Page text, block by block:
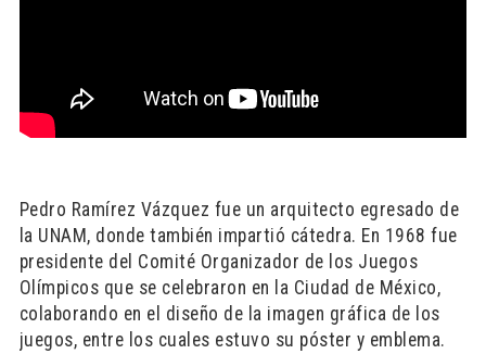
Pedro Ramírez Vázquez fue un arquitecto egresado de
la UNAM, donde también impartió cátedra. En 1968 fue
presidente del Comité Organizador de los Juegos
Olímpicos que se celebraron en la Ciudad de México,
colaborando en el diseño de la imagen gráfica de los
juegos, entre los cuales estuvo su póster y emblema.